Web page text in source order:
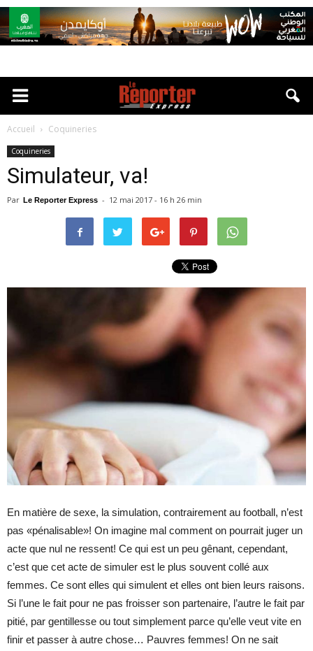
Accueil Coquineries
Coquineries
Simulateur, va!
Par Le Reporter Express - 12 mai 2017 - 16 h 26 min
En matière de sexe, la simulation, contrairement au football, n’est
pas «pénalisable»! On imagine mal comment on pourrait juger un
acte que nul ne ressent! Ce qui est un peu gênant, cependant,
c’est que cet acte de simuler est le plus souvent collé aux
femmes. Ce sont elles qui simulent et elles ont bien leurs raisons.
Si l’une le fait pour ne pas froisser son partenaire, l’autre le fait par
pitié, par gentillesse ou tout simplement parce qu’elle veut vite en
finir et passer à autre chose… Pauvres femmes! On ne sait